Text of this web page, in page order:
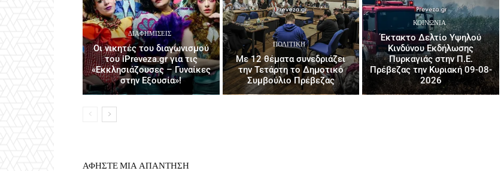
ΔΙΑΦΗΜΊΣΕΙΣ
Οι νικητές του διαγωνισμού
του iPreveza.gr για τις
«Εκκλησιάζουσες – Γυναίκες
στην Εξουσία»!
ΠΟΛΙΤΙΚΉ
Με 12 θέματα συνεδριάζει
την Τετάρτη το Δημοτικό
Συμβούλιο Πρέβεζας
ΚΟΙΝΩΝΙΑ
Έκτακτο Δελτίο Υψηλού
Κινδύνου Εκδήλωσης
Πυρκαγιάς στην Π.Ε.
Πρέβεζας την Κυριακή 09-08-
2026
ΑΦΗΣΤΕ ΜΙΑ ΑΠΑΝΤΗΣΗ